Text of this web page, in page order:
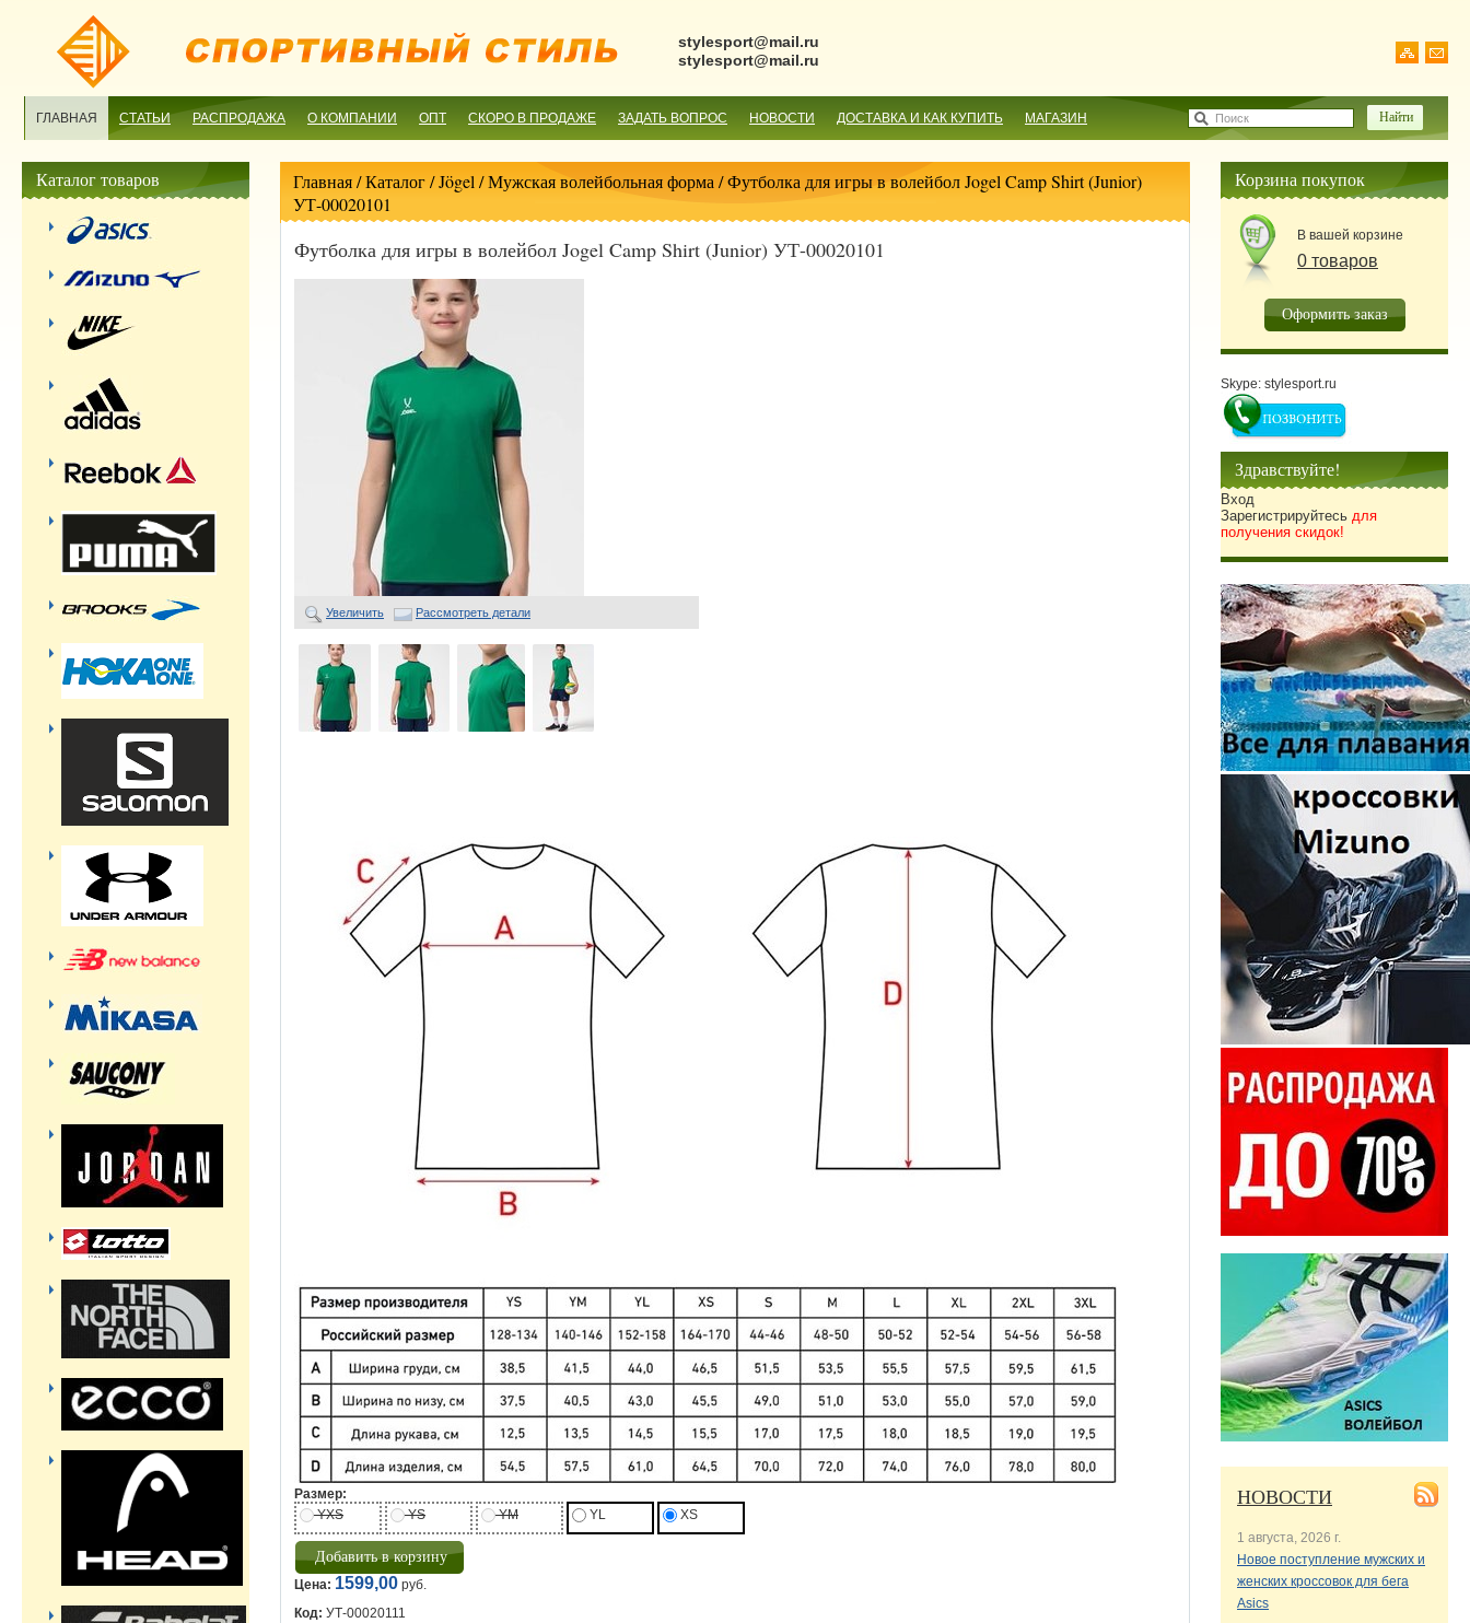
stylesport@mail.ru
stylesport@mail.ru
ГЛАВНАЯ СТАТЬИ РАСПРОДАЖА О КОМПАНИИ ОПТ СКОРО В ПРОДАЖЕ ЗАДАТЬ ВОПРОС НОВОСТИ ДОСТАВКА И КАК КУПИТЬ МАГАЗИН Поиск
Главная/ Каталог /Jögel /Мужская волейбольная форма / Футболка для игры в волейбол Jogel Camp Shirt (Junior)
УТ-00020101
Футболка для игры в волейбол Jogel Camp Shirt (Junior) УТ-00020101
Увеличить Рассмотреть детали
Размер:
YXS
YS YM YL XS
Цена: 1599,00 руб.
Код: УТ-00020111
Каталог товаров Корзина покупок
В вашей корзине
0 товаров
Оформить заказ
Skype: stylesport.ru
Здравствуйте!
Вход
Зарегистрируйтесь для
получения скидок!
НОВОСТИ
1 августа, 2026 г.
Новое поступление мужских и
женских кроссовок для бега
Asics